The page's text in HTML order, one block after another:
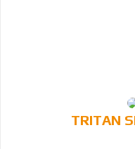
TRITAN